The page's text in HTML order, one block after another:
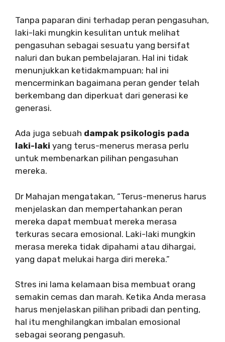
Tanpa paparan dini terhadap peran pengasuhan,
laki-laki mungkin kesulitan untuk melihat
pengasuhan sebagai sesuatu yang bersifat
naluri dan bukan pembelajaran. Hal ini tidak
menunjukkan ketidakmampuan; hal ini
mencerminkan bagaimana peran gender telah
berkembang dan diperkuat dari generasi ke
generasi.
Ada juga sebuah dampak psikologis pada
laki-laki yang terus-menerus merasa perlu
untuk membenarkan pilihan pengasuhan
mereka.
Dr Mahajan mengatakan, “Terus-menerus harus
menjelaskan dan mempertahankan peran
mereka dapat membuat mereka merasa
terkuras secara emosional. Laki-laki mungkin
merasa mereka tidak dipahami atau dihargai,
yang dapat melukai harga diri mereka.”
Stres ini lama kelamaan bisa membuat orang
semakin cemas dan marah. Ketika Anda merasa
harus menjelaskan pilihan pribadi dan penting,
hal itu menghilangkan imbalan emosional
sebagai seorang pengasuh.